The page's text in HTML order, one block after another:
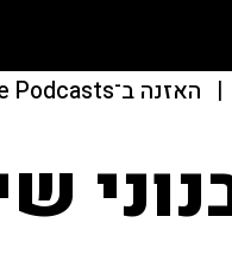
| האזנה ב־Apple Podcasts